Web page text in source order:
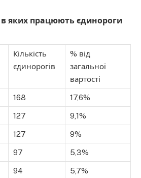
в яких працюють єдинороги
Кількість
єдинорогів
% від
загальної
вартості
168 17,6%
127 9,1%
127 9%
97 5,3%
94 5,7%